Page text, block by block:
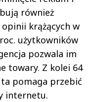
również
krążących w
użytkowników
pozwala im
towary. Z kolei 64
pomaga przebić
internetu.